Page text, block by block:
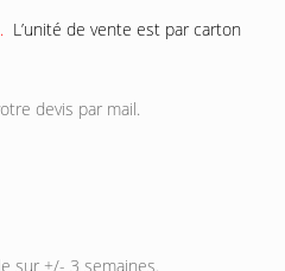
L’unité de vente est par carton
devis par mail.
sur +/- 3 semaines.